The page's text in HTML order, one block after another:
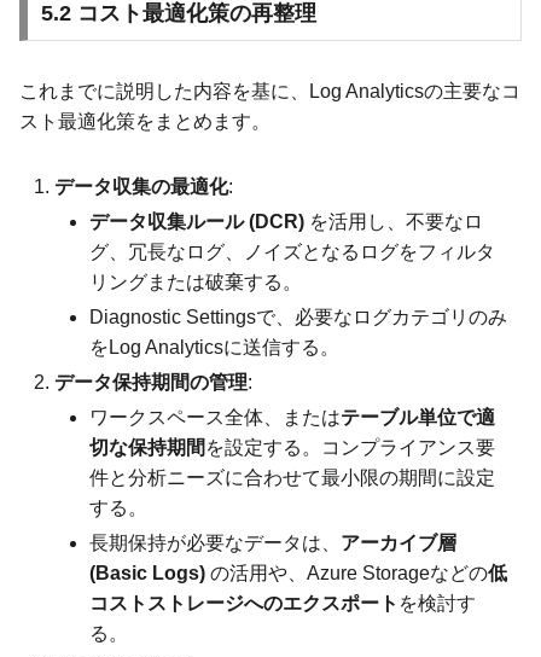
5.2 コスト最適化策の再整理
これまでに説明した内容を基に、Log Analyticsの主要なコ
スト最適化策をまとめます。
データ収集の最適化:
データ収集ルール (DCR) を活用し、不要なロ
グ、冗長なログ、ノイズとなるログをフィルタ
リングまたは破棄する。
Diagnostic Settingsで、必要なログカテゴリのみ
をLog Analyticsに送信する。
データ保持期間の管理:
ワークスペース全体、またはテーブル単位で適
切な保持期間 を設定する。コンプライアンス要
件と分析ニーズに合わせて最小限の期間に設定
する。
長期保持が必要なデータは、 アーカイブ層
(Basic Logs) の活用や、Azure Storageなどの低
コストストレージへのエクスポート を検討す
る。